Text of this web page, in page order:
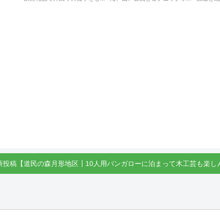
稿【道民の森月形地区┃10人用バンガローに泊まって木工芸も楽し